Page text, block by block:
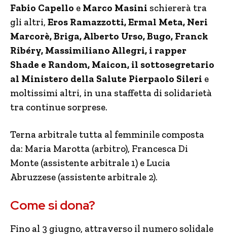
Fabio Capello e Marco Masini schiererà tra
gli altri, Eros Ramazzotti, Ermal Meta, Neri
Marcorè, Briga, Alberto Urso, Bugo, Franck
Ribéry, Massimiliano Allegri, i rapper
Shade e Random, Maicon, il sottosegretario
al Ministero della Salute Pierpaolo Sileri e
moltissimi altri, in una staffetta di solidarietà
tra continue sorprese.
Terna arbitrale tutta al femminile composta
da: Maria Marotta (arbitro), Francesca Di
Monte (assistente arbitrale 1) e Lucia
Abruzzese (assistente arbitrale 2).
Come si dona?
Fino al 3 giugno, attraverso il numero solidale